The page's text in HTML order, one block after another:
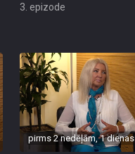
3. epizode
pirms 2 nedēļām, 1 dienas